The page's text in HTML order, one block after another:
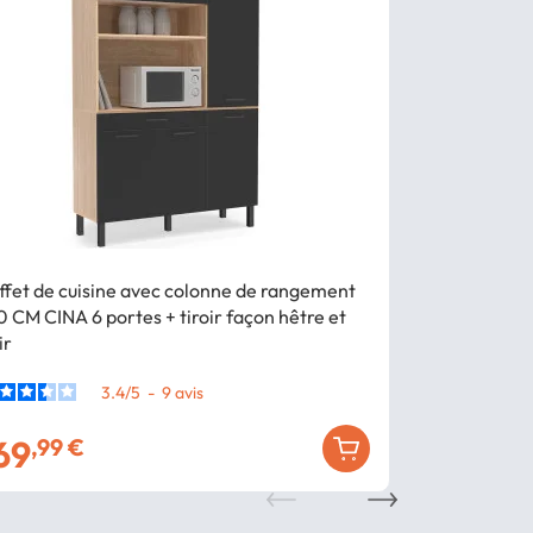
de cuisine avec colonne de rangement
CM CINA 6 portes + tiroir façon hêtre et
3.4/5 - 9avis
,99 €